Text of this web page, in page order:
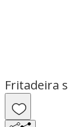
Fritadeira